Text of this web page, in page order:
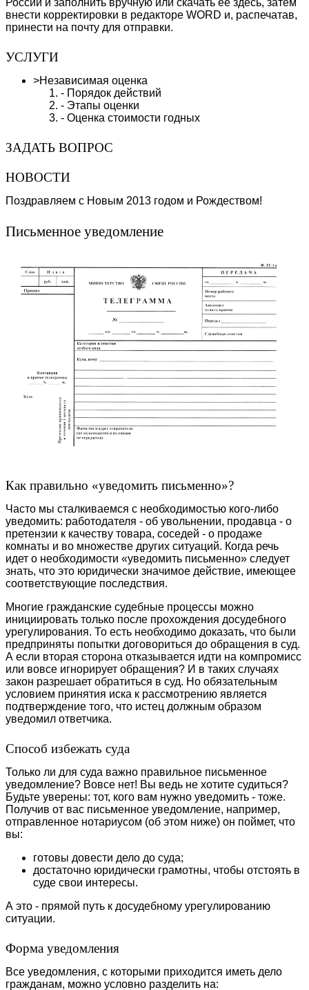
внести корректировки в редакторе WORD и, распечатав,
принести на почту для отправки.
УСЛУГИ
>Независимая оценка
- Порядок действий
- Этапы оценки
- Оценка стоимости годных
ЗАДАТЬ ВОПРОС
НОВОСТИ
Поздравляем с Новым 2013 годом и Рождеством!
Письменное уведомление
Как правильно «уведомить письменно»?
Часто мы сталкиваемся с необходимостью кого-либо
уведомить: работодателя - об увольнении, продавца - о
претензии к качеству товара, соседей - о продаже
комнаты и во множестве других ситуаций. Когда речь
идет о необходимости «уведомить письменно» следует
знать, что это юридически значимое действие, имеющее
соответствующие последствия.
Многие гражданские судебные процессы можно
инициировать только после прохождения досудебного
урегулирования. То есть необходимо доказать, что были
предприняты попытки договориться до обращения в суд.
А если вторая сторона отказывается идти на компромисс
или вовсе игнорирует обращения? И в таких случаях
закон разрешает обратиться в суд. Но обязательным
условием принятия иска к рассмотрению является
подтверждение того, что истец должным образом
уведомил ответчика.
Способ избежать суда
Только ли для суда важно правильное письменное
уведомление? Вовсе нет! Вы ведь не хотите судиться?
Будьте уверены: тот, кого вам нужно уведомить - тоже.
Получив от вас письменное уведомление, например,
отправленное нотариусом (об этом ниже) он поймет, что
вы:
готовы довести дело до суда;
достаточно юридически грамотны, чтобы отстоять в
суде свои интересы.
А это - прямой путь к досудебному урегулированию
ситуации.
Форма уведомления
Все уведомления, с которыми приходится иметь дело
гражданам, можно условно разделить на: